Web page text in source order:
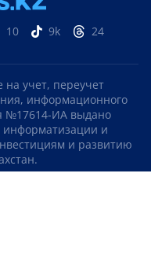
10 9k 24
на учет, переучет
информационного
№17614-ИА выдано
информатизации и
и развитию